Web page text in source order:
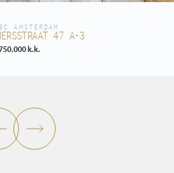
AMSTERDAM
47 A-3
k.k.